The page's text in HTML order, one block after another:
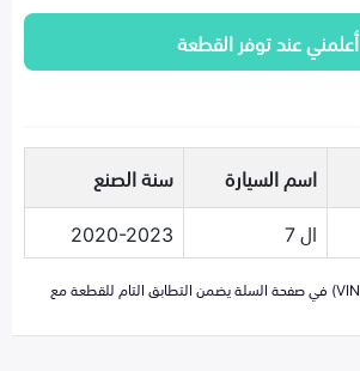
أعلمني عند توفر القطعة
اسم السيارة
سنة الصنع
ال 7 2020-2023
تزويدنا برقم الهيكل (VIN) في صفحة السلة يضمن التطابق التام للقطعة مع